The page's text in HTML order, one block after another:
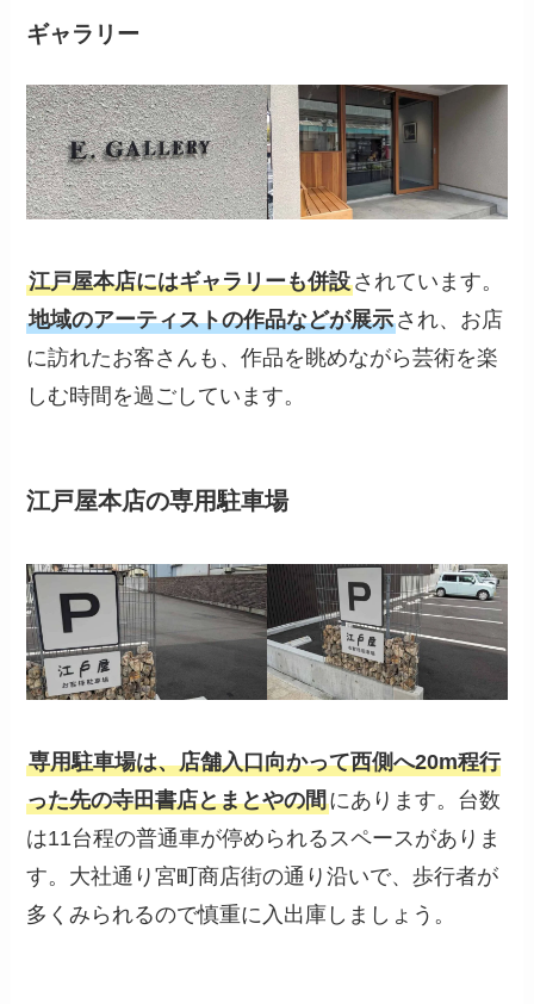
ギャラリー
江戸屋本店にはギャラリーも併設されています。
地域のアーティストの作品などが展示され、お店
に訪れたお客さんも、作品を眺めながら芸術を楽
しむ時間を過ごしています。
江戸屋本店の専用駐車場
専用駐車場は、店舗入口向かって西側へ20m程行
った先の寺田書店とまとやの間にあります。台数
は11台程の普通車が停められるスペースがありま
す。大社通り宮町商店街の通り沿いで、歩行者が
多くみられるので慎重に入出庫しましょう。